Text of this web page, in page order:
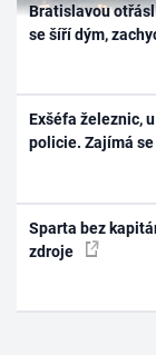
Bratislavou
se šíří dým,
Exšéfa železnic,
policie. Zajímá
Sparta bez
zdroje